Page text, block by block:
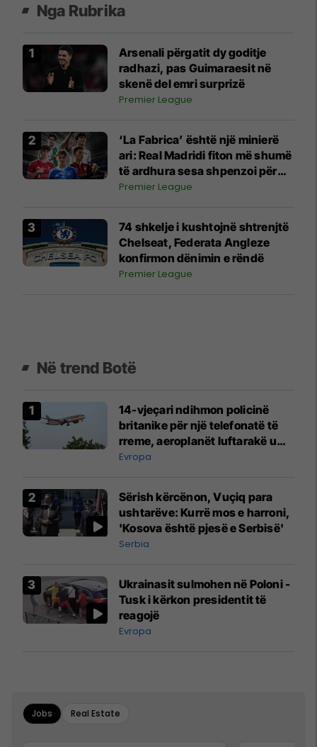
Nga Rubrika
Arsenali përgatit dy goditje
radhazi, pas Guimaraesit në
skenë del emri surprizë
Premier League
‘La Fabrica’ është një minierë
ari: Real Madridi fiton më shumë
të ardhura sesa shpenzoi për
transferimet e reja
Premier League
74 shkelje i kushtojnë shtrenjtë
Chelseat, Federata Angleze
konfirmon dënimin e rëndë
Premier League
Në trend Botë
14-vjeçari ndihmon policinë
britanike për një telefonatë të
rreme, aeroplanët luftarakë u
ngritën në ajër për të
Mançesterit
Evropa
Sërish kërcënon, Vuçiq para
ushtarëve: Kurrë mos e harroni,
'Kosova është pjesë e Serbisë'
Serbia
Ukrainasit sulmohen në Poloni -
Tusk i kërkon presidentit të
reagojë
Evropa
Jobs Real Estate